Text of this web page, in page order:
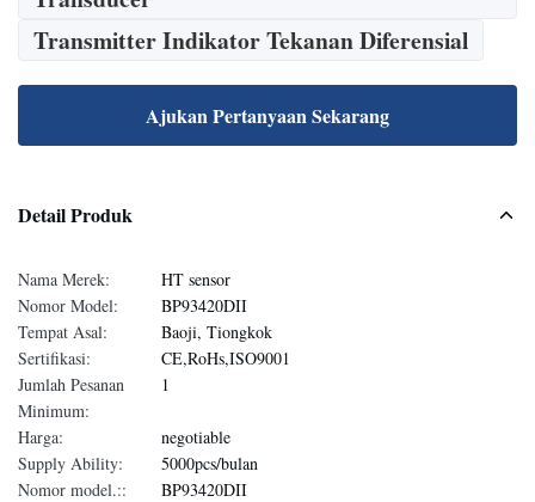
Transmitter Indikator Tekanan Diferensial
Ajukan Pertanyaan Sekarang
Detail Produk
Nama Merek:
HT sensor
Nomor Model:
BP93420DII
Tempat Asal:
Baoji, Tiongkok
Sertifikasi:
CE,RoHs,ISO9001
Jumlah Pesanan
Minimum:
1
Harga:
negotiable
Supply Ability:
5000pcs/bulan
Nomor model.::
BP93420DII